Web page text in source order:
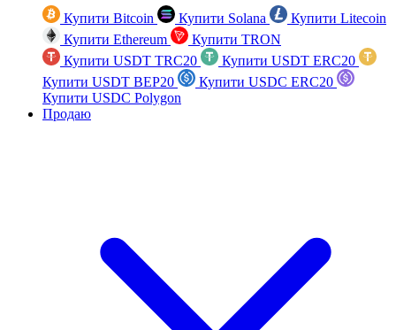
Купити Bitcoin Купити Solana
Купити Litecoin
Купити Ethereum
Купити TRON
Купити USDT TRC20
Купити USDT ERC20
Купити USDT BEP20
Купити USDC ERC20
Купити USDC Polygon
Продаю